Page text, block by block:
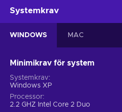
Systemkrav
WINDOWS MAC
Minimikrav för system
Systemkrav
Windows XP
Processor
2.2 GHZ Intel Core 2 Duo